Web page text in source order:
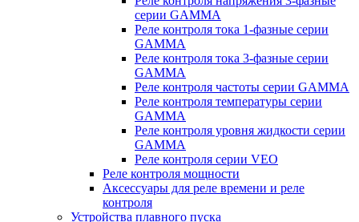
серии GAMMA
Реле контроля тока 1-фазные серии
GAMMA
Реле контроля тока 3-фазные серии
GAMMA
Реле контроля частоты серии GAMMA
Реле контроля температуры серии
GAMMA
Реле контроля уровня жидкости серии
GAMMA
Реле контроля серии VEO
Реле контроля мощности
Аксессуары для реле времени и реле
контроля
Устройства плавного пуска